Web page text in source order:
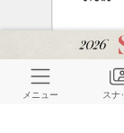
メニュー スナ